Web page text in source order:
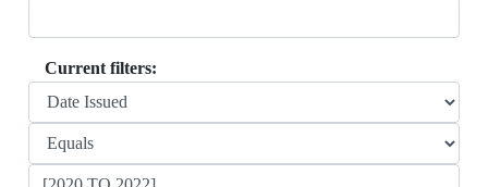
Current filters: